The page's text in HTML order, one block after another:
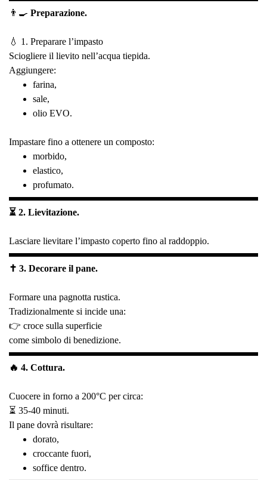
👨‍🍳 Preparazione.
💧 1. Preparare l’impasto
Sciogliere il lievito nell’acqua tiepida.
Aggiungere:
farina,
sale,
olio EVO.
Impastare fino a ottenere un composto:
morbido,
elastico,
profumato.
⏳ 2. Lievitazione.
Lasciare lievitare l’impasto coperto fino al raddoppio.
✝️ 3. Decorare il pane.
Formare una pagnotta rustica.
Tradizionalmente si incide una:
👉 croce sulla superficie
come simbolo di benedizione.
🔥 4. Cottura.
Cuocere in forno a 200°C per circa:
⏳ 35-40 minuti.
Il pane dovrà risultare:
dorato,
croccante fuori,
soffice dentro.